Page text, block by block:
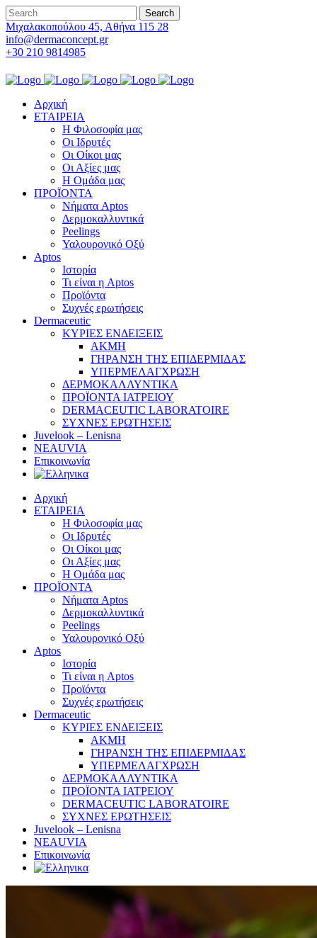
Μιχαλακοπούλου 45, Αθήνα 115 28
info@dermaconcept.gr
+30 210 9814985
Αρχική
ΕΤΑΙΡΕΙΑ
Η Φιλοσοφία μας
Οι Ιδρυτές
Οι Οίκοι μας
Οι Αξίες μας
Η Ομάδα μας
ΠΡΟΪΟΝΤΑ
Νήματα Aptos
Δερμοκαλλυντικά
Peelings
Υαλουρονικό Οξύ
Aptos
Ιστορία
Τι είναι η Aptos
Προϊόντα
Συχνές ερωτήσεις
Dermaceutic
ΚΥΡΙΕΣ ΕΝΔΕΙΞΕΙΣ
ΑΚΜΗ
ΓΗΡΑΝΣΗ ΤΗΣ ΕΠΙΔΕΡΜΙΔΑΣ
ΥΠΕΡΜΕΛΑΓΧΡΩΣΗ
ΔΕΡΜΟΚΑΛΛΥΝΤΙΚΑ
ΠΡΟΪΟΝΤΑ ΙΑΤΡΕΙΟΥ
DERMACEUTIC LABORATOIRE
ΣΥΧΝΕΣ ΕΡΩΤΗΣΕΙΣ
Juvelook – Lenisna
NEAUVIA
Επικοινωνία
Αρχική
ΕΤΑΙΡΕΙΑ
Η Φιλοσοφία μας
Οι Ιδρυτές
Οι Οίκοι μας
Οι Αξίες μας
Η Ομάδα μας
ΠΡΟΪΟΝΤΑ
Νήματα Aptos
Δερμοκαλλυντικά
Peelings
Υαλουρονικό Οξύ
Aptos
Ιστορία
Τι είναι η Aptos
Προϊόντα
Συχνές ερωτήσεις
Dermaceutic
ΚΥΡΙΕΣ ΕΝΔΕΙΞΕΙΣ
ΑΚΜΗ
ΓΗΡΑΝΣΗ ΤΗΣ ΕΠΙΔΕΡΜΙΔΑΣ
ΥΠΕΡΜΕΛΑΓΧΡΩΣΗ
ΔΕΡΜΟΚΑΛΛΥΝΤΙΚΑ
ΠΡΟΪΟΝΤΑ ΙΑΤΡΕΙΟΥ
DERMACEUTIC LABORATOIRE
ΣΥΧΝΕΣ ΕΡΩΤΗΣΕΙΣ
Juvelook – Lenisna
NEAUVIA
Επικοινωνία